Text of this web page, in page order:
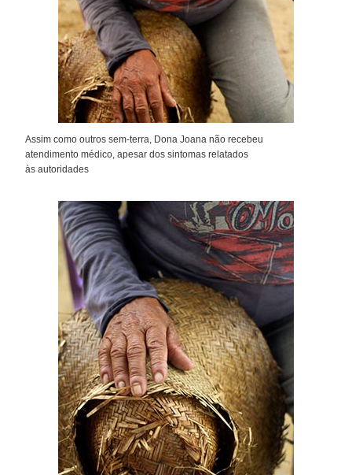
Assim como outros sem-terra, Dona Joana não recebeu
atendimento médico, apesar dos sintomas relatados
às autoridades